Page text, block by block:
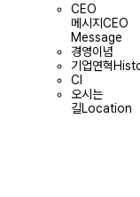
CEO
메시지CEO
Message
경영이념
기업연혁
CI
오시는
길Location